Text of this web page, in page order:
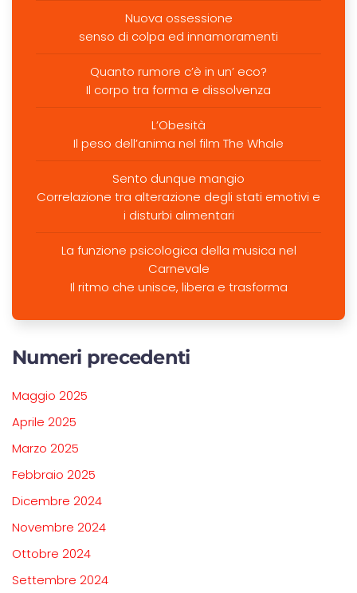
Nuova ossessione
senso di colpa ed innamoramenti
Quanto rumore c’è in un’ eco?
Il corpo tra forma e dissolvenza
L’Obesità
Il peso dell’anima nel film The Whale
Sento dunque mangio
Correlazione tra alterazione degli stati emotivi e
i disturbi alimentari
La funzione psicologica della musica nel
Carnevale
Il ritmo che unisce, libera e trasforma
Numeri precedenti
Maggio 2025
Aprile 2025
Marzo 2025
Febbraio 2025
Dicembre 2024
Novembre 2024
Ottobre 2024
Settembre 2024